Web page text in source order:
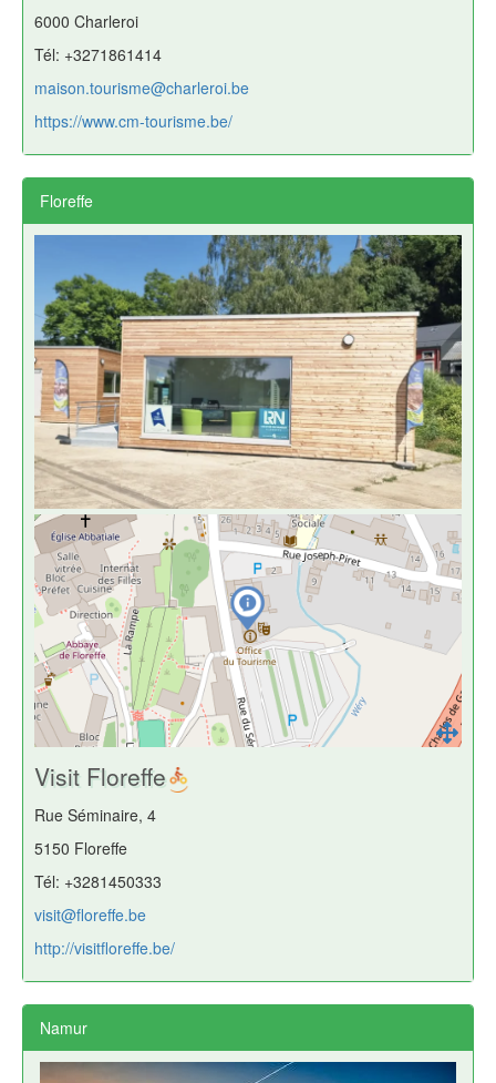
6000 Charleroi
Tél: +3271861414
maison.tourisme@charleroi.be
https://www.cm-tourisme.be/
Floreffe
Visit Floreffe
Rue Séminaire, 4
5150 Floreffe
Tél: +3281450333
visit@floreffe.be
http://visitfloreffe.be/
Namur